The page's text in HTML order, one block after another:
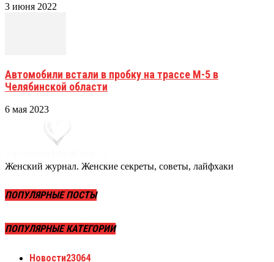
3 июня 2022
Автомобили встали в пробку на трассе М-5 в
Челябинской области
6 мая 2023
Женский журнал. Женские секреты, советы, лайфхаки
ПОПУЛЯРНЫЕ ПОСТЫ
ПОПУЛЯРНЫЕ КАТЕГОРИИ
Новости23064